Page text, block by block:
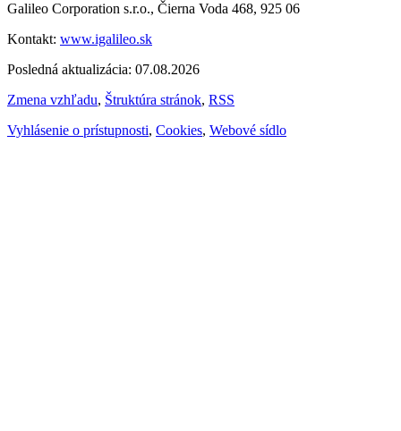
Galileo Corporation s.r.o., Čierna Voda 468, 925 06
Kontakt: www.igalileo.sk
Posledná aktualizácia: 07.08.2026
Zmena vzhľadu, Štruktúra stránok, RSS
Vyhlásenie o prístupnosti, Cookies, Webové sídlo